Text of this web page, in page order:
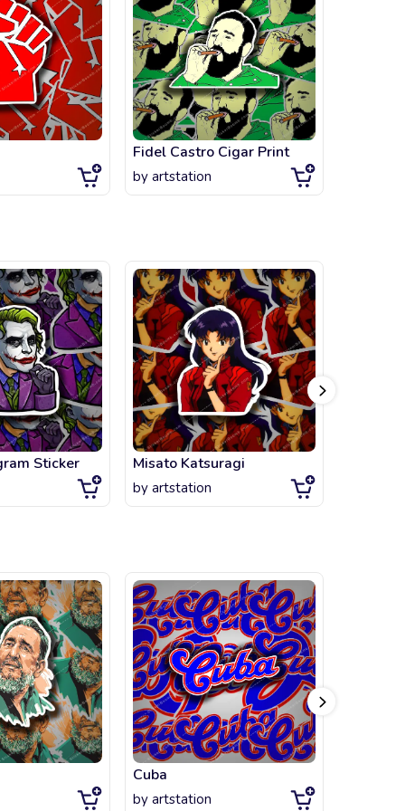
Fidel Castro Cigar Print
by artstation
Sticker Misato Katsuragi
by artstation
Cuba
by artstation